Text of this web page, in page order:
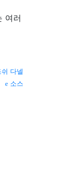
여러
쉬 다넬
소스